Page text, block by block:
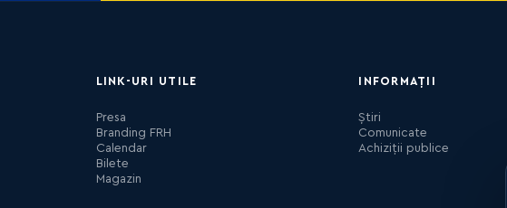
LINK-URI UTILE
Presa
Branding FRH
Calendar
Bilete
Magazin
INFORMAȚII
Știri
Comunicate
Achiziții publice